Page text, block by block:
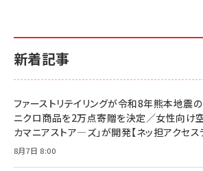
新着記事
ファーストリテイリングが令和8年熊本地震
ニクロ商品を2万点寄贈を決定／女性向け空
カマニアストア―ズ」が開発【ネッ担アクセス
8月7日 8:00